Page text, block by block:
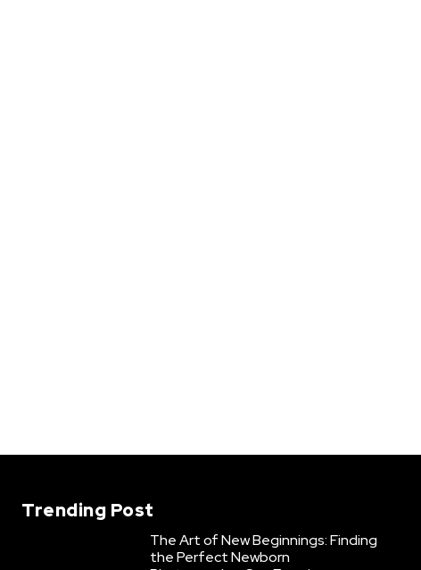
Trending Post
The Art of New Beginnings: Finding
the Perfect Newborn